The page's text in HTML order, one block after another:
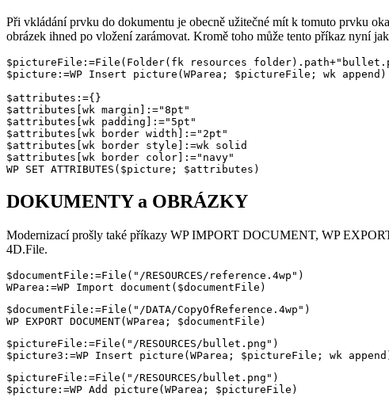
Při vkládání prvku do dokumentu je obecně užitečné mít k tomuto prvku
obrázek ihned po vložení zarámovat. Kromě toho může tento příkaz nyní
$pictureFile:=File(Folder(fk resources
$picture:=WP Insert picture(WParea; $pictureFile; wk append)
$attributes:={}
$attributes[wk margin]:="8pt"
$attributes[wk padding]:="5pt"
$attributes[wk border width]:="2pt"
$attributes[wk border style]:=wk solid
$attributes[wk border color]:="navy"
WP SET ATTRIBUTES($picture; $attributes)
DOKUMENTY a OBRÁZKY
Modernizací prošly také příkazy WP IMPORT DOCUMENT, WP
4D.File.
$documentFile:=File("/RESOURCES/reference.4wp")
WParea:=WP Import document($documentFile)
$documentFile:=File("/DATA/CopyOfReference.4wp")
WP EXPORT DOCUMENT(WParea; $documentFile)
$pictureFile:=File("/RESOURCES/bullet.png")
$picture3:=WP Insert picture(WParea; $pictureFile; wk
$pictureFile:=File("/RESOURCES/bullet.png")
$picture:=WP Add picture(WParea; $pictureFile)